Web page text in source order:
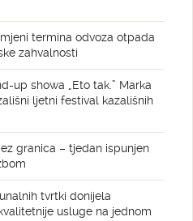
termina odvoza otpada
zahvalnosti
up showa „Eto tak.” Marka
ljetni festival kazališnih
granica – tjedan ispunjen
tvrtki donijela
usluge na jednom